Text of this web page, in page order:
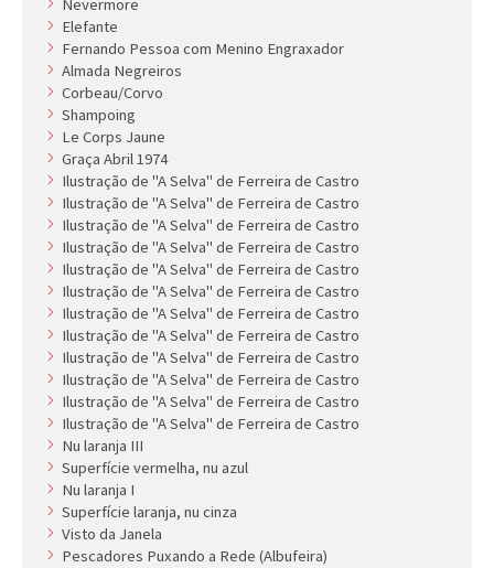
Nevermore
Elefante
Fernando Pessoa com Menino Engraxador
Almada Negreiros
Corbeau/Corvo
Shampoing
Le Corps Jaune
Graça Abril 1974
Ilustração de ''A Selva'' de Ferreira de Castro
Ilustração de ''A Selva'' de Ferreira de Castro
Ilustração de ''A Selva'' de Ferreira de Castro
Ilustração de ''A Selva'' de Ferreira de Castro
Ilustração de ''A Selva'' de Ferreira de Castro
Ilustração de ''A Selva'' de Ferreira de Castro
Ilustração de ''A Selva'' de Ferreira de Castro
Ilustração de ''A Selva'' de Ferreira de Castro
Ilustração de ''A Selva'' de Ferreira de Castro
Ilustração de ''A Selva'' de Ferreira de Castro
Ilustração de ''A Selva'' de Ferreira de Castro
Ilustração de ''A Selva'' de Ferreira de Castro
Nu laranja III
Superfície vermelha, nu azul
Nu laranja I
Superfície laranja, nu cinza
Visto da Janela
Pescadores Puxando a Rede (Albufeira)